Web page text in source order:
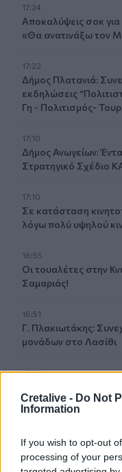
Cretalive - Do Not
Information
If you wish to opt-out
processing of your
17:24
Aποκαλύψεις σοκ
«Θα ανατινάξω τον
17:22
Δήμος Πλατανιά:
εκδηλώσεις
Γη - Πολιτισμός-
17:10
Δήμος Ανωγείων:
Στρατηγικό Σχέδιο
17:10
Σε κατάσταση
λόγω πολύ υψηλού
16:55
Οι τουαλέτες στην
Σαμαριάς!
16:51
Γ. Πλακιωτάκης:
μονάδων στο Λασίθι
16:41
Στο ΥΠΕΝ οι
βιομηχανίας στην
Κρήτη: Έδειχνε το
Έρευνες για